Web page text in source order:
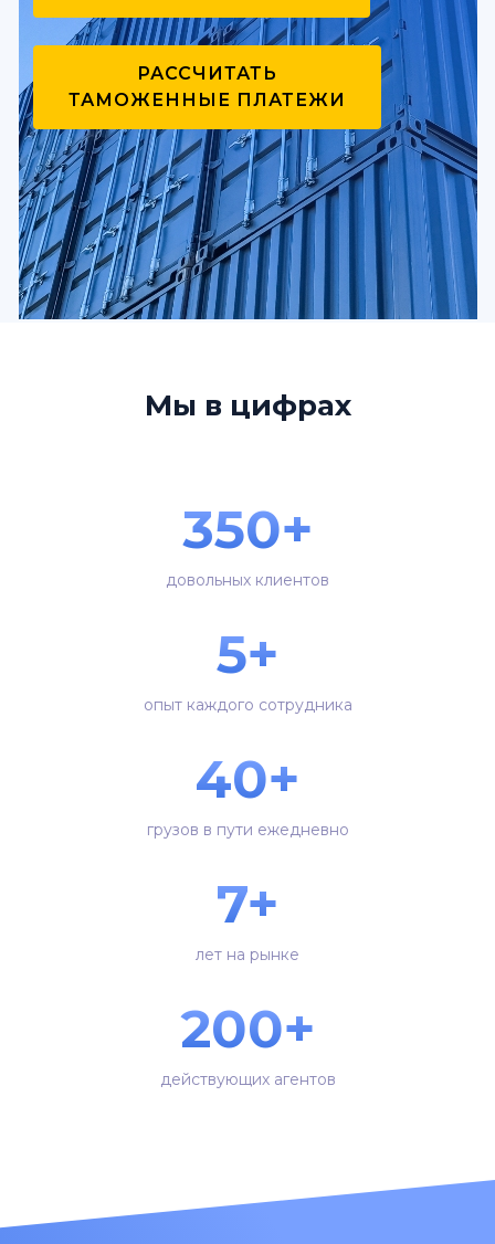
РАССЧИТАТЬ
ТАМОЖЕННЫЕ ПЛАТЕЖИ
Мы в цифрах
350+
довольных клиентов
5+
опыт каждого сотрудника
40+
грузов в пути ежедневно
7+
лет на рынке
200+
действующих агентов